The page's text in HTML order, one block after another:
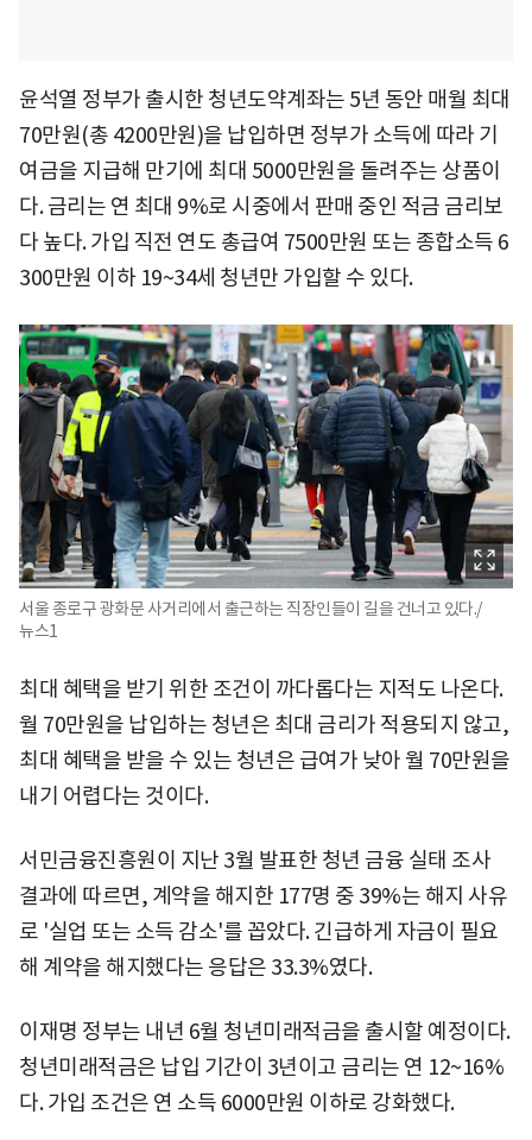
윤석열 정부가 출시한 청년도약계좌는 5년 동안 매월 최대
70만원(총 4200만원)을 납입하면 정부가 소득에 따라 기
여금을 지급해 만기에 최대 5000만원을 돌려주는 상품이
다. 금리는 연 최대 9%로 시중에서 판매 중인 적금 금리보
다 높다. 가입 직전 연도 총급여 7500만원 또는 종합소득 6
300만원 이하 19~34세 청년만 가입할 수 있다.
서울 종로구 광화문 사거리에서 출근하는 직장인들이 길을 건너고 있다./
뉴스1
최대 혜택을 받기 위한 조건이 까다롭다는 지적도 나온다.
월 70만원을 납입하는 청년은 최대 금리가 적용되지 않고,
최대 혜택을 받을 수 있는 청년은 급여가 낮아 월 70만원을
내기 어렵다는 것이다.
서민금융진흥원이 지난 3월 발표한 청년 금융 실태 조사
결과에 따르면, 계약을 해지한 177명 중 39%는 해지 사유
로 '실업 또는 소득 감소'를 꼽았다. 긴급하게 자금이 필요
해 계약을 해지했다는 응답은 33.3%였다.
이재명 정부는 내년 6월 청년미래적금을 출시할 예정이다.
청년미래적금은 납입 기간이 3년이고 금리는 연 12~16%
다. 가입 조건은 연 소득 6000만원 이하로 강화했다.